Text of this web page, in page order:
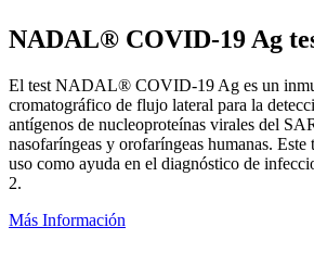
NADAL® COVID-19 Ag
El test NADAL® COVID-19 Ag es un
cromatográfico de flujo lateral para la
antígenos de nucleoproteínas virales del
nasofaríngeas y orofaríngeas humanas. Este
uso como ayuda en el diagnóstico de
2.
Más Información